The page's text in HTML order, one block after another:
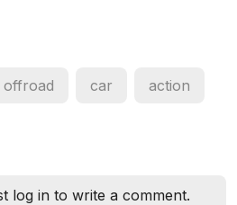
offroad car action
log in to write a comment.